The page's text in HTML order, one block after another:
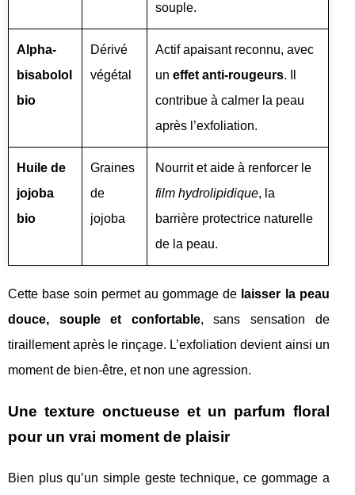
souple.
Alpha-
bisabolol
bio
Dérivé
végétal
Actif apaisant reconnu, avec
un effet anti-rougeurs. Il
contribue à calmer la peau
après l’exfoliation.
Huile de
jojoba
bio
Graines
de
jojoba
Nourrit et aide à renforcer le
film hydrolipidique, la
barrière protectrice naturelle
de la peau.
Cette base soin permet au gommage de laisser la peau
douce, souple et confortable, sans sensation de
tiraillement après le rinçage. L’exfoliation devient ainsi un
moment de bien-être, et non une agression.
Une texture onctueuse et un parfum floral
pour un vrai moment de plaisir
Bien plus qu’un simple geste technique, ce gommage a